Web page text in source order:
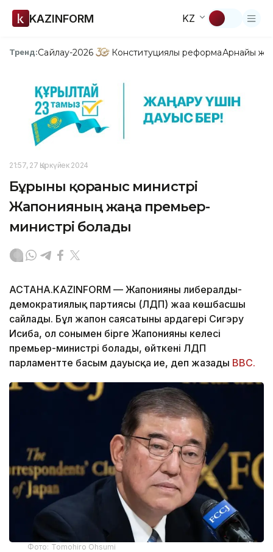
KAZINFORM KZ
Тренд:Сайлау-2026 Конституциялық реформаАрнайы
21:57, 27 Қыркүйек 2024
Бұрынғы қорғаныс министрі
Жапонияның жаңа премьер-
министрі болады
АСТАНА.KAZINFORM — Жапонияның либералды-
демократиялық партиясы (ЛДП) жаңа көшбасшы
сайлады. Бұл жапон саясатының ардагері Сигэру
Исиба, ол сонымен бірге Жапонияның келесі
премьер-министрі болады, өйткені ЛДП
парламентте басым дауысқа ие, деп жазады ВВС.
Фото: Tomohiro Ohsumi